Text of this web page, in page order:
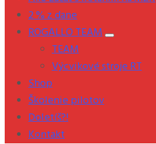
2 % z dane
ROGALLO TEAM
TEAM
Výcvikové stroje RT
Shop
Školenie pilotov
Doletíš?!
Kontakt